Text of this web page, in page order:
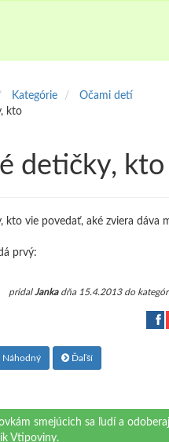
Kategórie
Očami detí
kto
detičky, kto
kto vie povedať, aké zviera dáva
prvý:
pridalJankadňa 15.4.2013 do
Náhodný Ďaľší
smejúcich sa ľudí a
Vtipoviny.